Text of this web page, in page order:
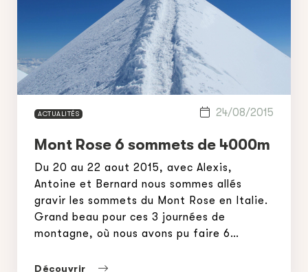
ACTUALITÉS
Mont Rose 6 sommets de 4000m
Du 20 au 22 aout 2015, avec Alexis,
Antoine et Bernard nous sommes allés
gravir les sommets du Mont Rose en Italie.
Grand beau pour ces 3 journées de
montagne, où nous avons pu faire 6
des refuges Italien qui est excellent,
Découvrir
24/08/2015